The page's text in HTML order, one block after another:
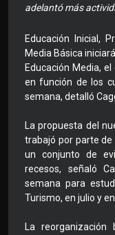
adelantó más
Educación Inicial,
Media Básica
Educación Media,
en función de los
semana, detalló
La propuesta del
trabajó por parte de
un conjunto de
recesos, señaló
semana para
Turismo, en julio y
La